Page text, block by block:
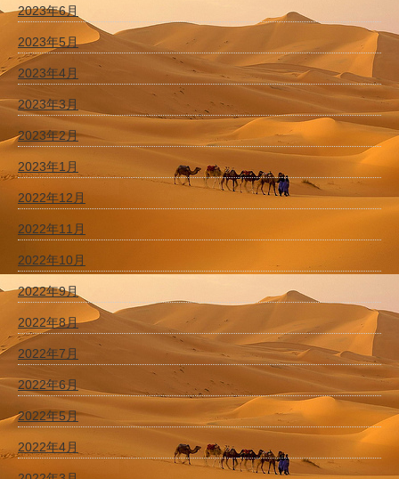
2023年6月
2023年5月
2023年4月
2023年3月
2023年2月
2023年1月
2022年12月
2022年11月
2022年10月
2022年9月
2022年8月
2022年7月
2022年6月
2022年5月
2022年4月